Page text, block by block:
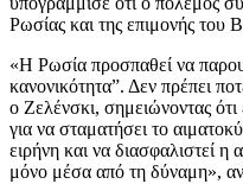
Ρωσίας και της επιμονής του
«Η Ρωσία προσπαθεί να
κανονικότητα”. Δεν πρέπει
ο Ζελένσκι, σημειώνοντας ότι
για να σταματήσει το
ειρήνη και να διασφαλιστεί η
μόνο μέσα από τη δύναμη»,